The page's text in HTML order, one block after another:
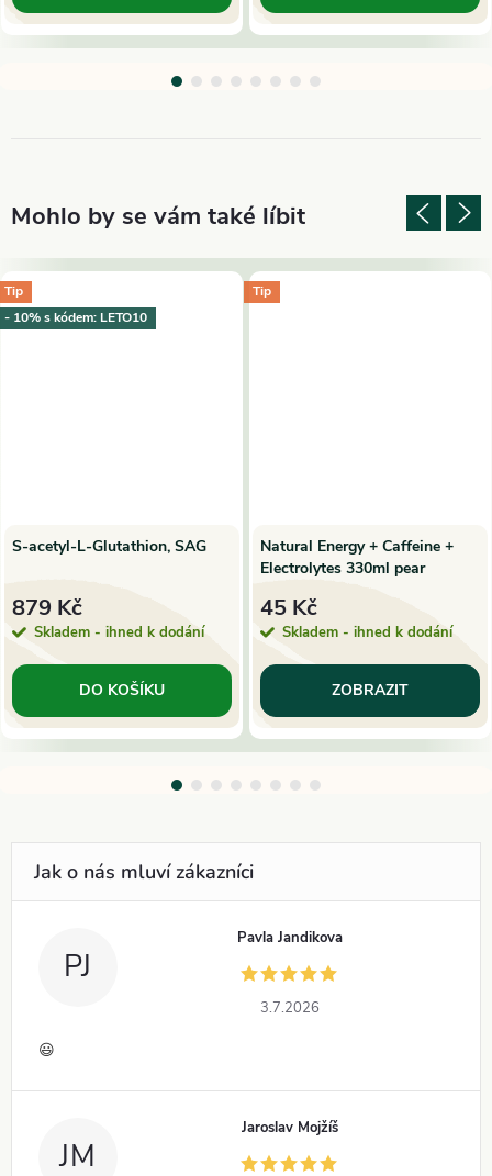
Tip
- 10% s kódem: LETO10
S-acetyl-L-Glutathion, SAG
879 Kč
Skladem - ihned k dodání
DO KOŠÍKU
Tip
Natural Energy + Caffeine +
Electrolytes 330ml pear
45 Kč
Skladem - ihned k dodání
ZOBRAZIT
PJ
Pavla Jandikova
3.7.2026
😃
JM
Jaroslav Mojžíš